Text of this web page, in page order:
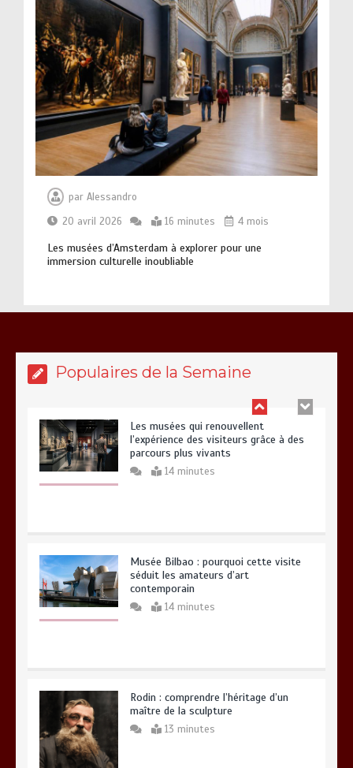
parAlessandro
20 avril 2026
16 minutes 4 mois
Les musées d’Amsterdam à explorer pour une
immersion culturelle inoubliable
Populaires de la Semaine
Musée Bilbao : pourquoi cette visite
séduit les amateurs d’art
contemporain
14 minutes
Rodin : comprendre l’héritage d’un
maître de la sculpture
Les musées qui renouvellent
l’expérience des visiteurs grâce à des
parcours plus vivants
14 minutes
Musée Bilbao : pourquoi cette visite
séduit les amateurs d’art
contemporain
14 minutes
Rodin : comprendre l’héritage d’un
maître de la sculpture
13 minutes